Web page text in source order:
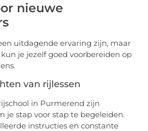
nieuwe
uitdagende ervaring zijn, maar
je jezelf goed voorbereiden op
van rijlessen
in Purmerend zijn
je stap voor stap te begeleiden.
instructies en constante